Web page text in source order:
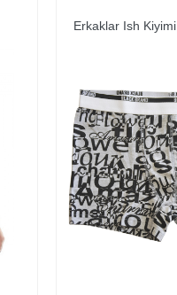
Erkaklar Ish Kiyimi